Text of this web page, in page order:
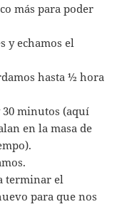
más para poder
y echamos el
hasta ½ hora
30 minutos (aquí
en la masa de
terminar el
para que nos